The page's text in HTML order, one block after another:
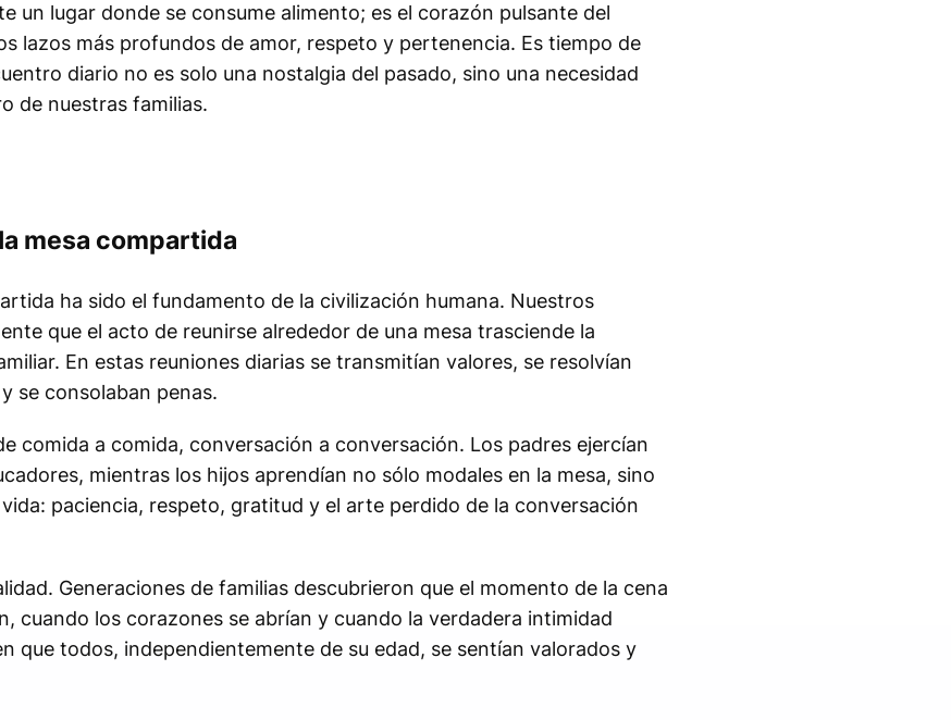
un lugar donde se consume alimento; es el corazón pulsante del
lazos más profundos de amor, respeto y pertenencia. Es tiempo de
diario no es solo una nostalgia del pasado, sino una necesidad
de nuestras familias.
mesa compartida
ha sido el fundamento de la civilización humana. Nuestros
que el acto de reunirse alrededor de una mesa trasciende la
En estas reuniones diarias se transmitían valores, se resolvían
se consolaban penas.
comida a comida, conversación a conversación. Los padres ejercían
mientras los hijos aprendían no sólo modales en la mesa, sino
paciencia, respeto, gratitud y el arte perdido de la conversación
Generaciones de familias descubrieron que el momento de la cena
cuando los corazones se abrían y cuando la verdadera intimidad
que todos, independientemente de su edad, se sentían valorados y